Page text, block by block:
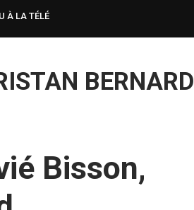
À LA TÉLÉ
BERNARD
Bisson,